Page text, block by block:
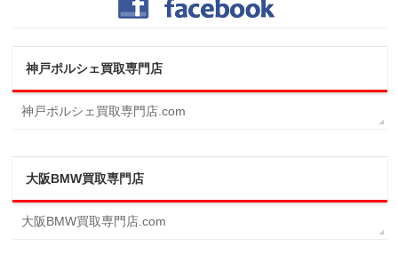
神戸ポルシェ買取専門店
神戸ポルシェ買取専門店.com
大阪BMW買取専門店
大阪BMW買取専門店.com